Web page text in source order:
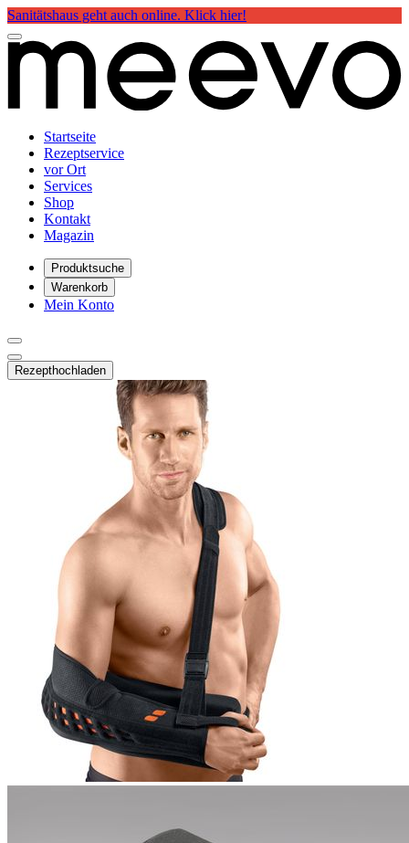
Sanitätshaus geht auch online. Klick hier!
Startseite
Rezeptservice
vor Ort
Services
Shop
Kontakt
Magazin
Produktsuche
Warenkorb
Mein Konto
Rezepthochladen